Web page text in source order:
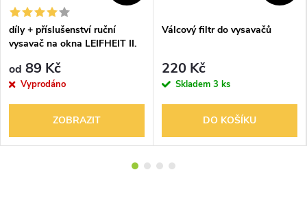
díly + příslušenství ruční
vysavač na okna LEIFHEIT II.
od 89 Kč
Vyprodáno
ZOBRAZIT
Válcový filtr do vysavačů
220 Kč
Skladem 3 ks
DO KOŠÍKU